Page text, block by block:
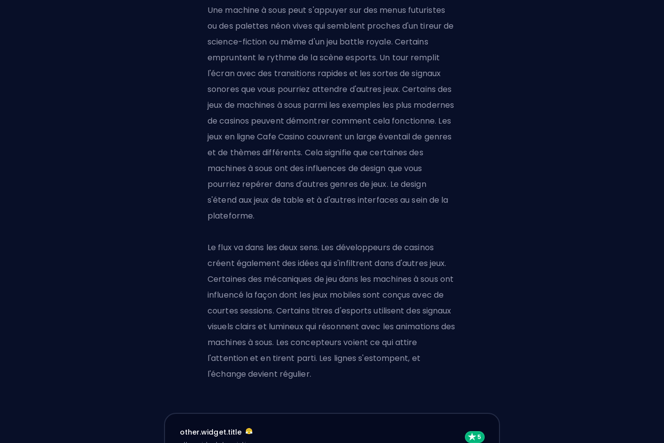
Une machine à sous peut s'appuyer sur des menus futuristes
ou des palettes néon vives qui semblent proches d'un tireur de
science-fiction ou même d'un jeu battle royale. Certains
empruntent le rythme de la scène esports. Un tour remplit
l'écran avec des transitions rapides et les sortes de signaux
sonores que vous pourriez attendre d'autres jeux. Certains des
jeux de machines à sous parmi les exemples les plus modernes
de casinos peuvent démontrer comment cela fonctionne. Les
jeux en ligne Cafe Casino couvrent un large éventail de genres
et de thèmes différents. Cela signifie que certaines des
machines à sous ont des influences de design que vous
pourriez repérer dans d'autres genres de jeux. Le design
s'étend aux jeux de table et à d'autres interfaces au sein de la
plateforme.
Le flux va dans les deux sens. Les développeurs de casinos
créent également des idées qui s'infiltrent dans d'autres jeux.
Certaines des mécaniques de jeu dans les machines à sous ont
influencé la façon dont les jeux mobiles sont conçus avec de
courtes sessions. Certains titres d'esports utilisent des signaux
visuels clairs et lumineux qui résonnent avec les animations des
machines à sous. Les concepteurs voient ce qui attire
l'attention et en tirent parti. Les lignes s'estompent, et
l'échange devient régulier.
other.widget.title